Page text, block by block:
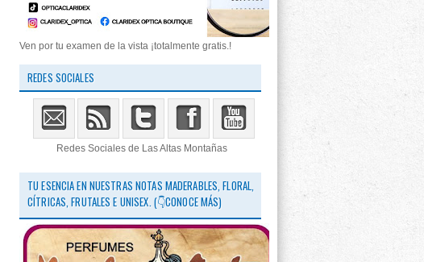
Ven por tu examen de la vista ¡totalmente gratis.!
REDES SOCIALES
Redes Sociales de Las Altas Montañas
TU ESENCIA EN NUESTRAS NOTAS MADERABLES, FLORAL,
CÍTRICAS, FRUTALES E UNISEX. (👇CONOCE MÁS)